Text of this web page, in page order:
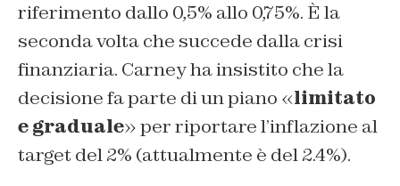
riferimento dallo 0,5% allo 0,75%. È la
seconda volta che succede dalla crisi
finanziaria. Carney ha insistito che la
decisione fa parte di un piano «limitato
e graduale» per riportare l’inflazione al
target del 2% (attualmente è del 2.4%).